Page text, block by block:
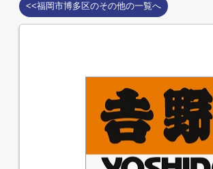
<<福岡市博多区のその他の一覧へ